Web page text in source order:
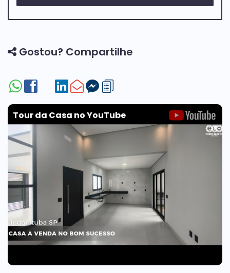
Gostou? Compartilhe
Tour da Casa no YouTube